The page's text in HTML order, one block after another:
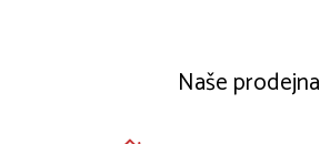
Naše prodejna